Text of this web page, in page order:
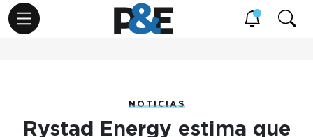
NOTICIAS
Rystad Energy estima que